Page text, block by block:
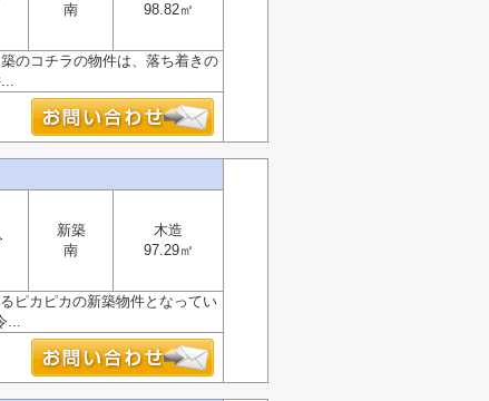
南
98.82㎡
のコチラの物件は、落ち着きの
新築
南
木造
97.29㎡
ピカピカの新築物件となってい
...